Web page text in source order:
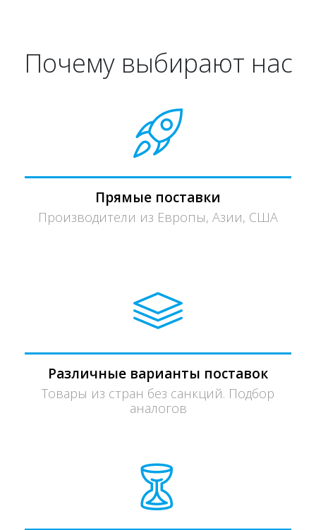
Почему выбирают нас
Прямые поставки
Производители из Европы, Азии, США
Различные варианты поставок
Товары из стран без санкций. Подбор
аналогов